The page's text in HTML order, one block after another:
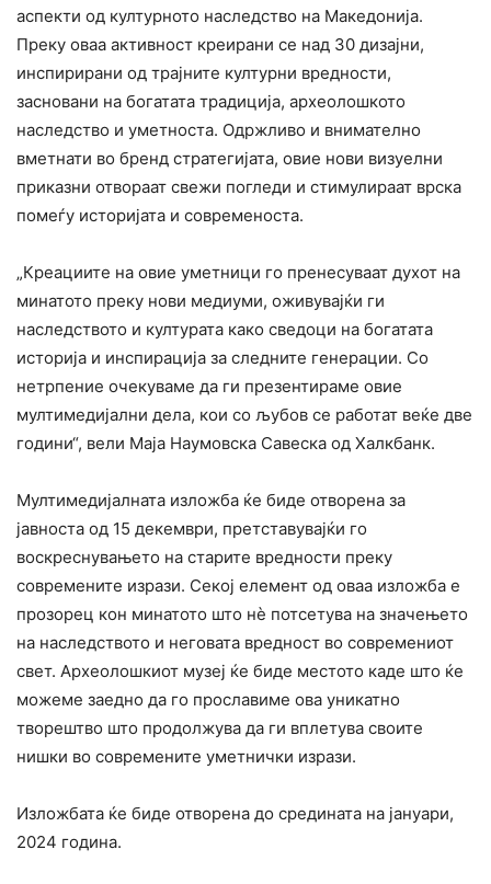
аспекти од културното наследство на Македонија.
Преку оваа активност креирани се над 30 дизајни,
инспирирани од трајните културни вредности,
засновани на богатата традиција, археолошкото
наследство и уметноста. Одржливо и внимателно
вметнати во бренд стратегијата, овие нови визуелни
приказни отвораат свежи погледи и стимулираат врска
помеѓу историјата и современоста.
„Креациите на овие уметници го пренесуваат духот на
минатото преку нови медиуми, оживувајќи ги
наследството и културата како сведоци на богатата
историја и инспирација за следните генерации. Со
нетрпение очекуваме да ги презентираме овие
мултимедијални дела, кои со љубов се работат веќе две
години“, вели Маја Наумовска Савеска од Халкбанк.
Мултимедијалната изложба ќе биде отворена за
јавноста од 15 декември, претставувајќи го
воскреснувањето на старите вредности преку
современите изрази. Секој елемент од оваа изложба е
прозорец кон минатото што нè потсетува на значењето
на наследството и неговата вредност во современиот
свет. Археолошкиот музеј ќе биде местото каде што ќе
можеме заедно да го прославиме ова уникатно
творештво што продолжува да ги вплетува своите
нишки во современите уметнички изрази.
Изложбата ќе биде отворена до средината на јануари,
2024 година.